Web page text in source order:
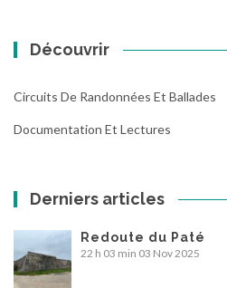
Découvrir
Circuits De Randonnées Et Ballades
Documentation Et Lectures
Derniers articles
Redoute du Paté
22 h 03 min 03 Nov 2025